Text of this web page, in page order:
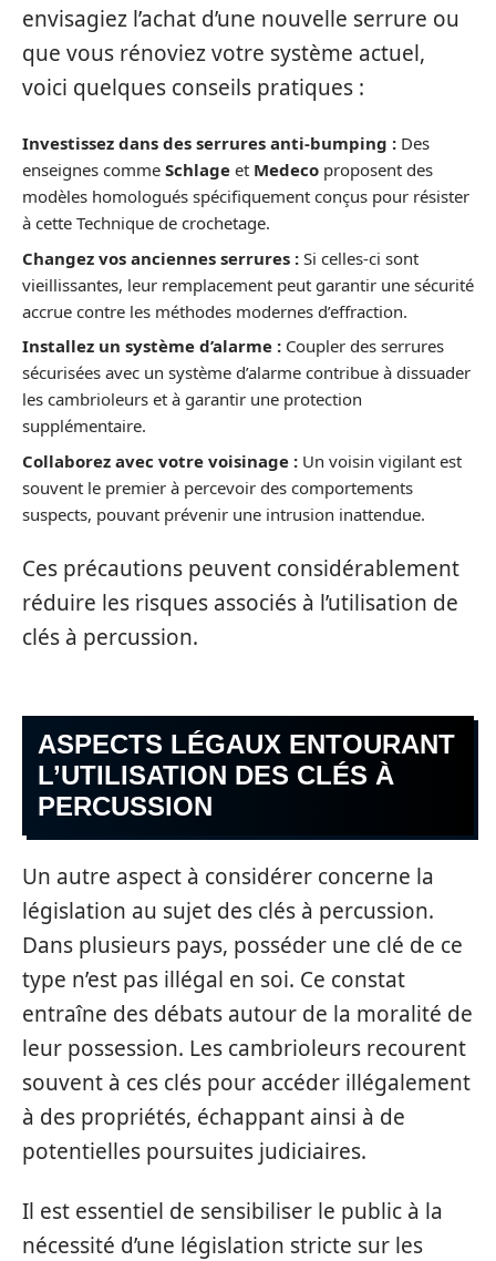
envisagiez l’achat d’une nouvelle serrure ou
que vous rénoviez votre système actuel,
voici quelques conseils pratiques :
Investissez dans des serrures anti-bumping : Des
enseignes comme Schlage et Medeco proposent des
modèles homologués spécifiquement conçus pour résister
à cette Technique de crochetage.
Changez vos anciennes serrures : Si celles-ci sont
vieillissantes, leur remplacement peut garantir une sécurité
accrue contre les méthodes modernes d’effraction.
Installez un système d’alarme : Coupler des serrures
sécurisées avec un système d’alarme contribue à dissuader
les cambrioleurs et à garantir une protection
supplémentaire.
Collaborez avec votre voisinage : Un voisin vigilant est
souvent le premier à percevoir des comportements
suspects, pouvant prévenir une intrusion inattendue.
Ces précautions peuvent considérablement
réduire les risques associés à l’utilisation de
clés à percussion.
ASPECTS LÉGAUX ENTOURANT
L’UTILISATION DES CLÉS À
PERCUSSION
Un autre aspect à considérer concerne la
législation au sujet des clés à percussion.
Dans plusieurs pays, posséder une clé de ce
type n’est pas illégal en soi. Ce constat
entraîne des débats autour de la moralité de
leur possession. Les cambrioleurs recourent
souvent à ces clés pour accéder illégalement
à des propriétés, échappant ainsi à de
potentielles poursuites judiciaires.
Il est essentiel de sensibiliser le public à la
nécessité d’une législation stricte sur les